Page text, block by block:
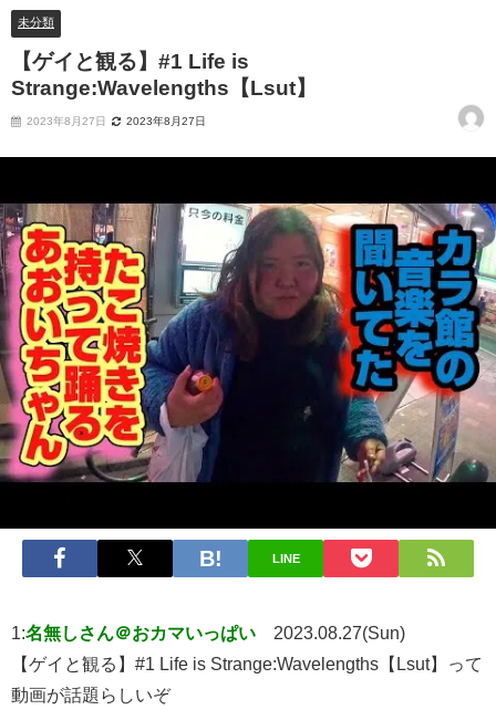
未分類
【ゲイと観る】#1 Life is
Strange:Wavelengths【Lsut】
2023年8月27日 2023年8月27日
LINE
1:名無しさん＠おカマいっぱい
2023.08.27(Sun)
【ゲイと観る】#1 Life is Strange:Wavelengths【Lsut】って
動画が話題らしいぞ